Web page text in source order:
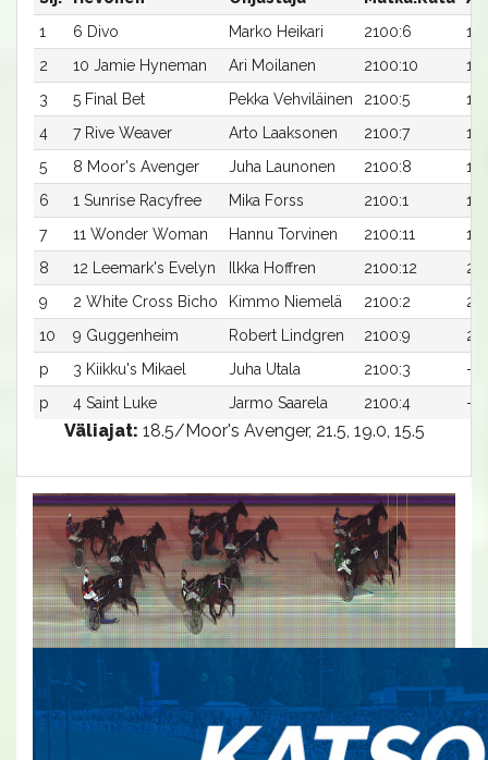
1
6 Divo Marko Heikari 2100:6
2
10 Jamie Hyneman Ari Moilanen 2100:10
3
5 Final Bet Pekka Vehviläinen 2100:5
4
7 Rive Weaver Arto Laaksonen 2100:7
5
8 Moor's Avenger Juha Launonen 2100:8
6
1 Sunrise Racyfree Mika Forss 2100:1
7
11 Wonder Woman Hannu Torvinen 2100:11
8
12 Leemark's Evelyn Ilkka Hoffren 2100:12
9
2 White Cross Bicho Kimmo Niemelä 2100:2
10
9 Guggenheim Robert Lindgren 2100:9
p
3 Kiikku's Mikael Juha Utala 2100:3
-a
p
4 Saint Luke Jarmo Saarela 2100:4 -a
Väliajat: 18.5/Moor's Avenger, 21.5, 19.0, 15.5